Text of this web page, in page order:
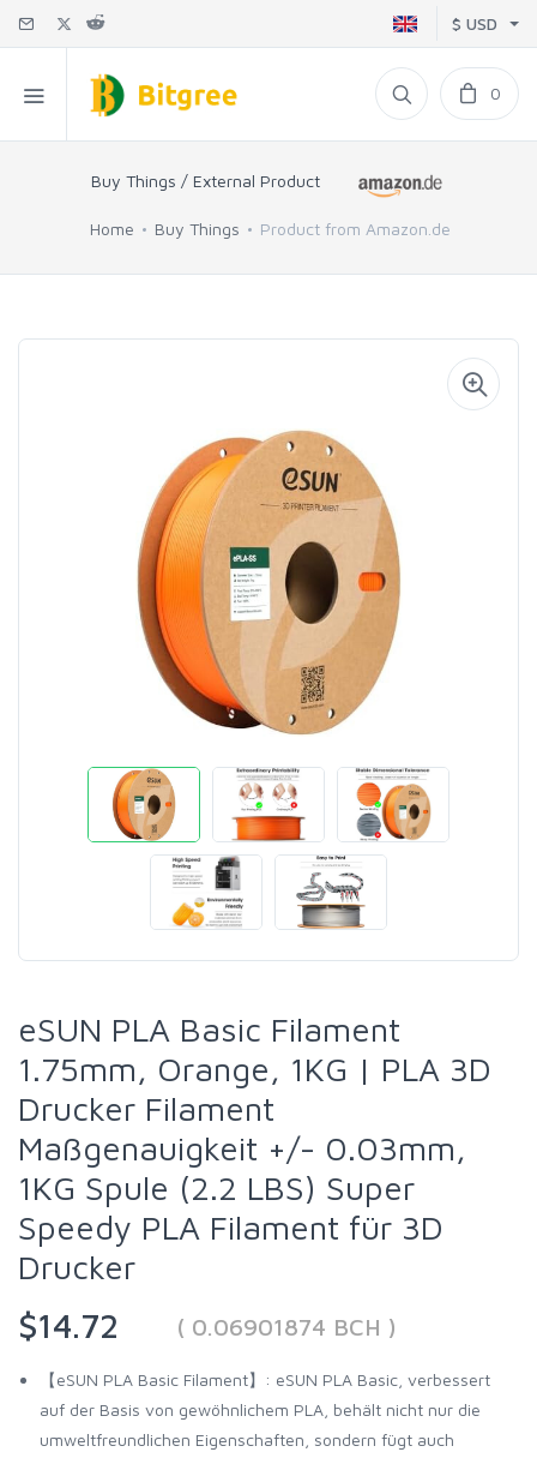
$ USD
0
Buy Things / External Product
Home Buy Things Product from Amazon.de
eSUN PLA Basic Filament
1.75mm, Orange, 1KG | PLA 3D
Drucker Filament
Maßgenauigkeit +/- 0.03mm,
1KG Spule (2.2 LBS) Super
Speedy PLA Filament für 3D
Drucker
$14.72
( 0.06901874 BCH )
【eSUN PLA Basic Filament】: eSUN PLA Basic, verbessert
auf der Basis von gewöhnlichem PLA, behält nicht nur die
umweltfreundlichen Eigenschaften, sondern fügt auch